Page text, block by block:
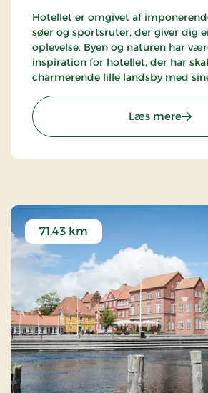
Hotellet er omgivet af
søer og sportsruter, der giver dig
oplevelse. Byen og naturen har
inspiration for hotellet, der har
charmerende lille landsby med
Hotellet er en del af alliancen med
The Hotel Alliance.
Læs mere:
71,43 km